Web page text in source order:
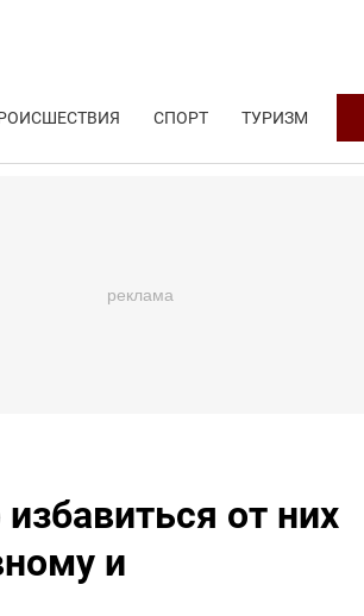
СПОРТ ТУРИЗМ
от них
и